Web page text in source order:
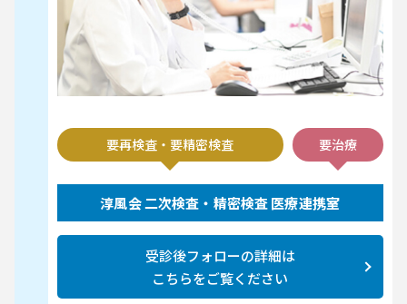
要再検査・要精密検査 要治療
淳風会 二次検査・精密検査 医療連携室
受診後フォローの詳細は
こちらをご覧ください